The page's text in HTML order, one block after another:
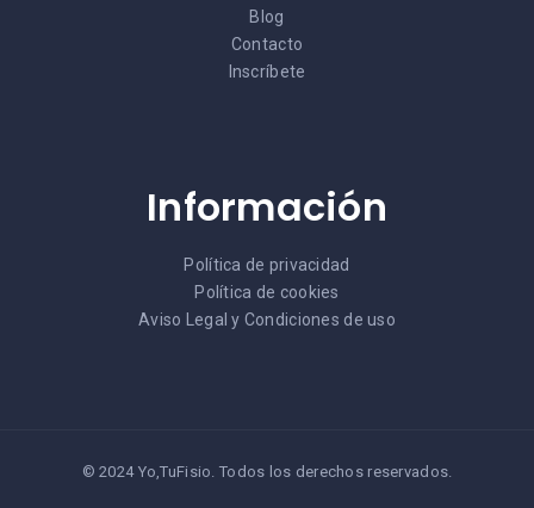
Blog
Contacto
Inscríbete
Información
Política de privacidad
Política de cookies
Aviso Legal y Condiciones de uso
© 2024 Yo,TuFisio. Todos los derechos reservados.